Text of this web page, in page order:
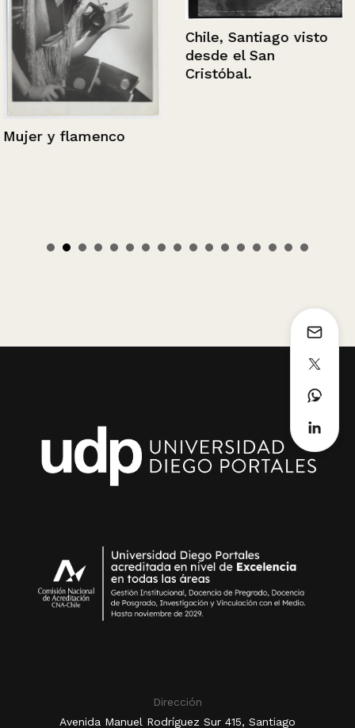
Mujer y flamenco
Chile, Santiago visto
desde el San
Cristóbal.
Dirección
Avenida Manuel Rodríguez Sur 415, Santiago